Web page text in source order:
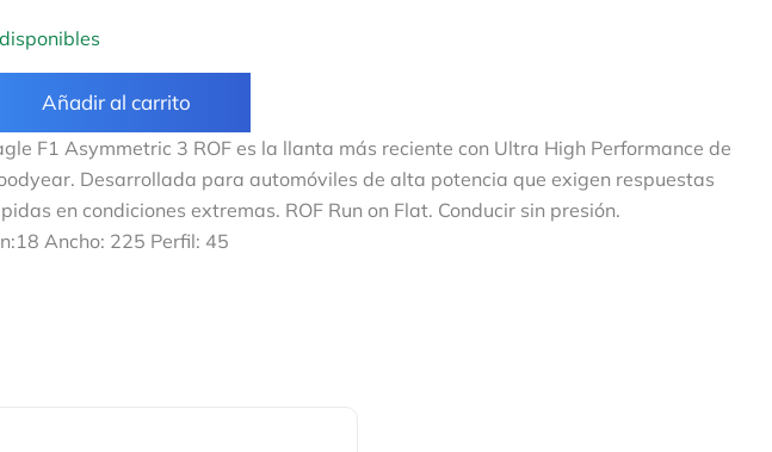
Añadir al carrito
F1 Asymmetric 3 ROF es la llanta más reciente con Ultra High Performance de
Desarrollada para automóviles de alta potencia que exigen respuestas
en condiciones extremas. ROF Run on Flat. Conducir sin presión.
Ancho: 225 Perfil: 45